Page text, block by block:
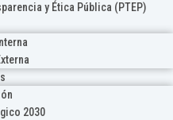
y Ética Pública (PTEP)
2030